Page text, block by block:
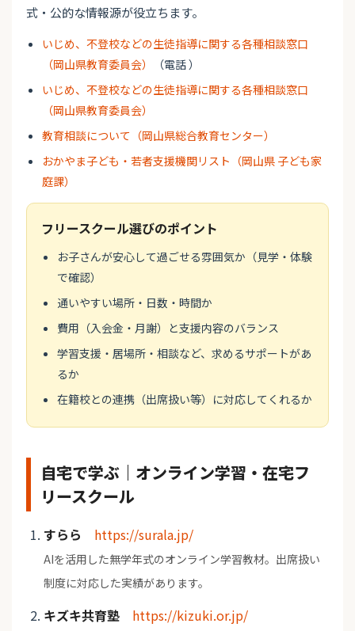
式・公的な情報源が役立ちます。
いじめ、不登校などの生徒指導に関する各種相談窓口
（岡山県教育委員会）
（電話 ）
いじめ、不登校などの生徒指導に関する各種相談窓口
（岡山県教育委員会）
教育相談について（岡山県総合教育センター）
おかやま子ども・若者支援機関リスト（岡山県 子ども家
庭課）
フリースクール選びのポイント
お子さんが安心して過ごせる雰囲気か（見学・体験
で確認）
通いやすい場所・日数・時間か
費用（入会金・月謝）と支援内容のバランス
学習支援・居場所・相談など、求めるサポートがあ
るか
在籍校との連携（出席扱い等）に対応してくれるか
自宅で学ぶ｜オンライン学習・在宅フ
リースクール
すらら https://surala.jp/
AIを活用した無学年式のオンライン学習教材。出席扱い
制度に対応した実績があります。
キズキ共育塾 https://kizuki.or.jp/